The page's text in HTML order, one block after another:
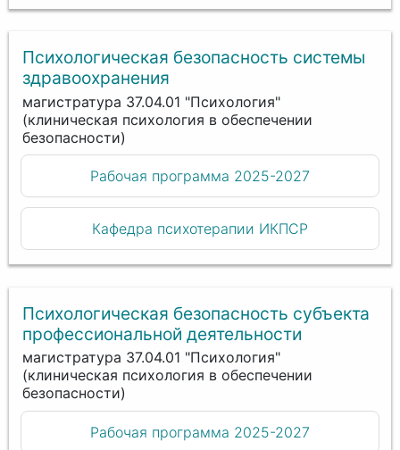
Психологическая безопасность системы
здравоохранения
магистратура 37.04.01 "Психология"
(клиническая психология в обеспечении
безопасности)
Рабочая программа 2025-2027
Кафедра психотерапии ИКПСР
Психологическая безопасность субъекта
профессиональной деятельности
магистратура 37.04.01 "Психология"
(клиническая психология в обеспечении
безопасности)
Рабочая программа 2025-2027